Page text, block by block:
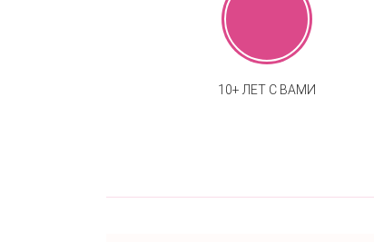
10+ ЛЕТ С ВАМИ